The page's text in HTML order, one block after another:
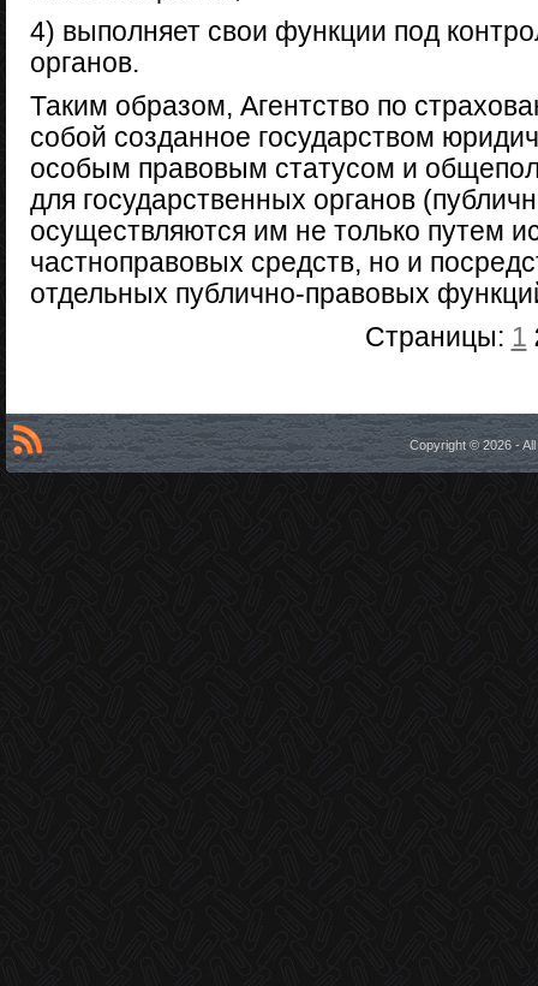
4) выполняет свои функции под
органов.
Таким образом, Агентство по
собой созданное государством
особым правовым статусом и
для государственных органов
осуществляются им не только путем
частноправовых средств, но и
отдельных публично-правовых
Страницы: 1
Copyright © 2026 -